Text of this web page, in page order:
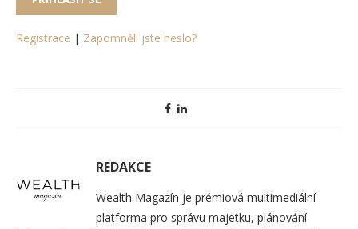
Registrace | Zapomněli jste heslo?
REDAKCE
Wealth Magazín je prémiová multimediální
platforma pro správu majetku, plánování